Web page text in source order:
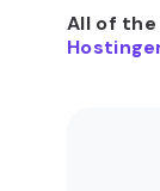
All of